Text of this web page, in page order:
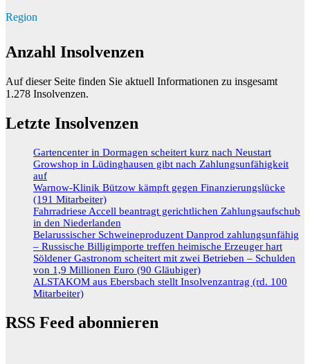
Region
Anzahl Insolvenzen
Auf dieser Seite finden Sie aktuell Informationen zu insgesamt
1.278 Insolvenzen.
Letzte Insolvenzen
Gartencenter in Dormagen scheitert kurz nach Neustart
Growshop in Lüdinghausen gibt nach Zahlungsunfähigkeit
auf
Warnow-Klinik Bützow kämpft gegen Finanzierungslücke
(191 Mitarbeiter)
Fahrradriese Accell beantragt gerichtlichen Zahlungsaufschub
in den Niederlanden
Belarussischer Schweineproduzent Danprod zahlungsunfähig
– Russische Billigimporte treffen heimische Erzeuger hart
Söldener Gastronom scheitert mit zwei Betrieben – Schulden
von 1,9 Millionen Euro (90 Gläubiger)
ALSTAKOM aus Ebersbach stellt Insolvenzantrag (rd. 100
Mitarbeiter)
RSS Feed abonnieren